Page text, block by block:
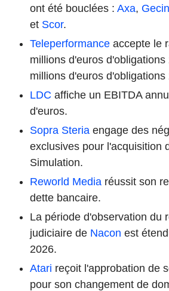
ont été bouclées : Axa,
et Scor.
Teleperformance accepte le
millions d'euros
millions d'euros d'obligations
LDC affiche un EBITDA
d'euros.
Sopra Steria engage des
exclusives pour l'acquisition
Simulation.
Reworld Media réussit son
dette bancaire.
La période d'observation du
judiciaire de Nacon est
2026.
Atari reçoit l'approbation de
pour son changement de